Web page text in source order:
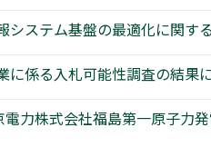
ステム基盤の最適化に関す
係る入札可能性調査の結果
力株式会社福島第一原子力